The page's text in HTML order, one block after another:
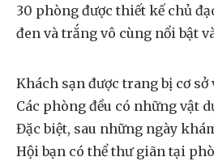
30 phòng được thiết kế chủ
đen và trắng vô cùng nổi bật
Khách sạn được trang bị cơ
Các phòng đều có những vật
Đặc biệt, sau những ngày
Hội bạn có thể thư giãn tại